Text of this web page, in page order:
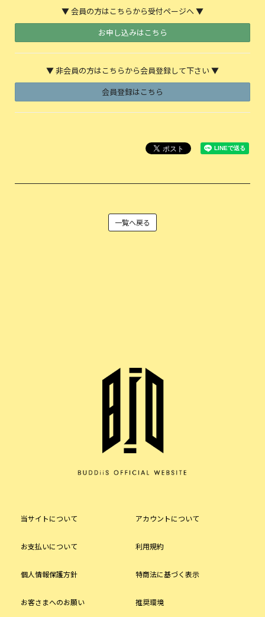
▼ 会員の方はこちらから受付ページへ ▼
お申し込みはこちら
▼ 非会員の方はこちらから会員登録して下さい ▼
会員登録はこちら
一覧へ戻る
当サイトについて アカウントについて
お支払いについて 利用規約
個人情報保護方針 特商法に基づく表示
お客さまへのお願い 推奨環境